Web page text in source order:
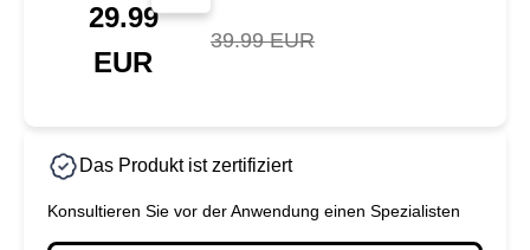
29.99
EUR
39.99 EUR
Das Produkt ist zertifiziert
Konsultieren Sie vor der Anwendung einen Spezialisten